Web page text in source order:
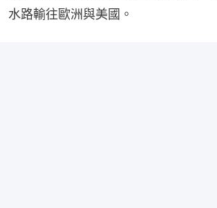
水路輸往歐洲與美國。